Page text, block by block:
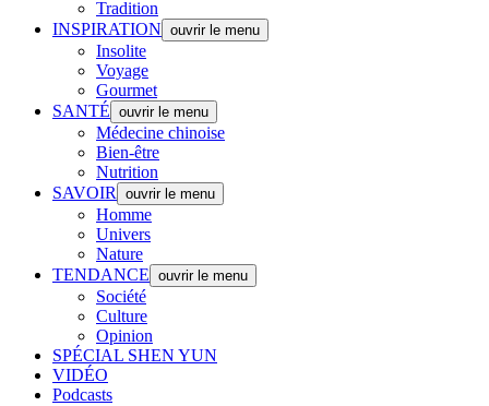
Tradition
INSPIRATION ouvrir le menu
Insolite
Voyage
Gourmet
SANTÉ ouvrir le menu
Médecine chinoise
Bien-être
Nutrition
SAVOIR
ouvrir le menu
Homme
Univers
Nature
TENDANCE ouvrir le menu
Société
Culture
Opinion
SPÉCIAL SHEN YUN
VIDÉO
Podcasts